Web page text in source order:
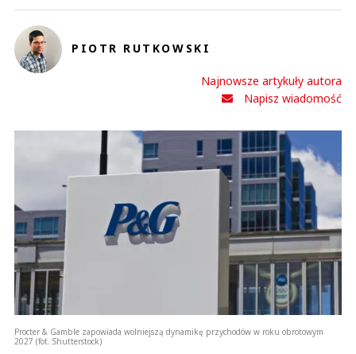
PIOTR RUTKOWSKI
Najnowsze artykuły autora
Napisz wiadomość
Procter & Gamble zapowiada wolniejszą dynamikę przychodów w roku obrotowym
2027 (fot. Shutterstock)